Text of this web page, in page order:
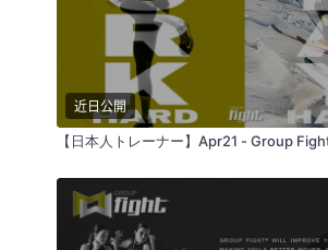
近日公開
【日本人トレーナー】Apr21 - Group